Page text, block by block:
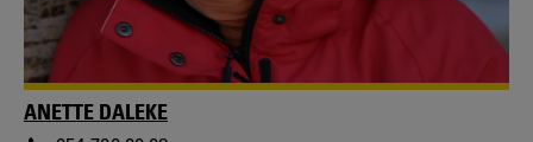
ANETTE DALEKE